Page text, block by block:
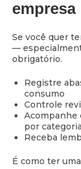
empresa
Se você quer
—
obrigatório.
Registre
consumo
Controle
Acompanhe
por categoria
Receba
É como ter